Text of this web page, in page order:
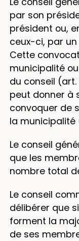
par son
président ou,
ceux-ci, par
Cette
municipalité
du conseil (art.
peut donner à
convoquer de
la municipalité
Le conseil
que les
nombre total
Le conseil
délibérer que
forment la
de ses